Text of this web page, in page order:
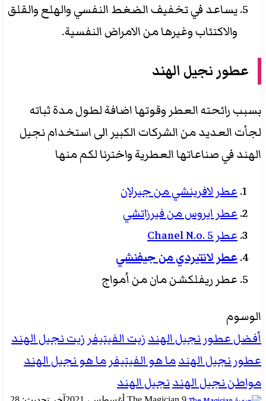
يساعد في تخفيف الضغط النفسي والهلع والقلق
والاكتئاب وغيرها من الامراض النفسية.
عطور نجيل الهند
بسبب رائحته العطر وقوتها اضافة لطول مدة ثباته
لجأت العديد من الشركات الكبير الى استخدام نجيل
الهند في صناعاتها العطرية واخترنا لكم منها
عطر لافرينشي من جيرلان
عطر ايروس من فيرزاتشي
عطر Chanel N.o. 5
عطر لانتيردي من جيفنشي
عطر ريفلكشن مان من أمواج
الوسوم
أفضل عطور نجيل الهندزيت الفيتيفر زيت نجيل الهند
عطور نجيل الهندما هو الفيتيفر ما هو نجيل الهند
مواطن نجيل الهندنجيل الهند